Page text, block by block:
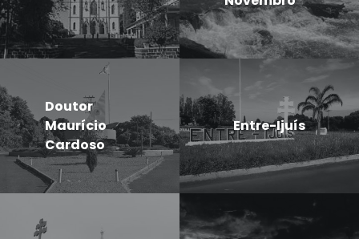
Doutor
Maurício
Cardoso
Entre-Ijuís